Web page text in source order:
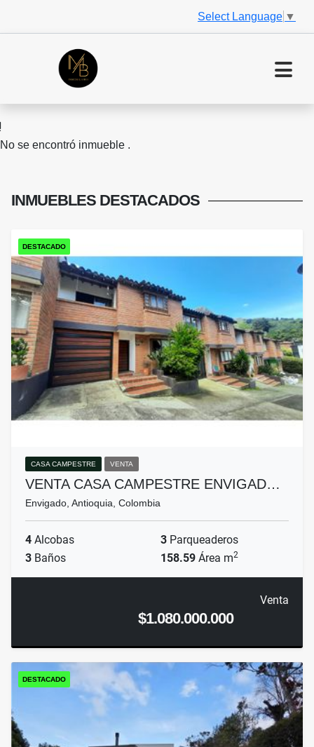
Select Language ▼
No se encontró inmueble .
INMUEBLES DESTACADOS
DESTACADO
CASA CAMPESTRE VENTA
VENTA CASA CAMPESTRE ENVIGAD…
Envigado, Antioquia, Colombia
4 Alcobas 3 Parqueaderos
3 Baños 158.59 Área m2
Venta
$1.080.000.000
DESTACADO